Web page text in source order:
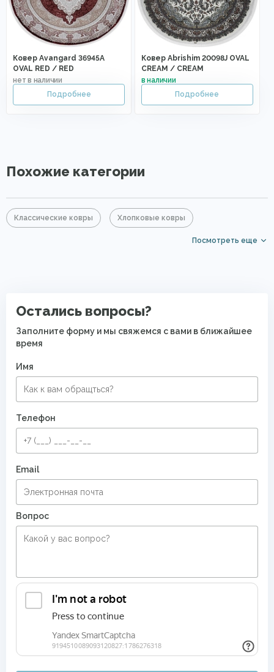
Ковер Avangard 36945A
OVAL RED / RED
Ковер Abrishim 20098J OVAL
CREAM / CREAM
Похожие категории
Классические ковры Хлопковые ковры
Посмотреть еще
Остались вопросы?
Заполните форму и мы свяжемся с вами в ближайшее
время
Имя
Телефон
Email
Вопрос